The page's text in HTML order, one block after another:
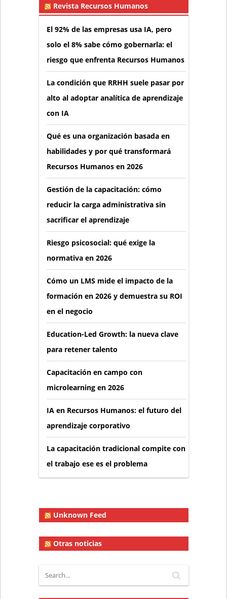
Revista Recursos Humanos
El 92% de las empresas usa IA, pero
solo el 8% sabe cómo gobernarla: el
riesgo que enfrenta Recursos Humanos
La condición que RRHH suele pasar por
alto al adoptar analítica de aprendizaje
con IA
Qué es una organización basada en
habilidades y por qué transformará
Recursos Humanos en 2026
Gestión de la capacitación: cómo
reducir la carga administrativa sin
sacrificar el aprendizaje
Riesgo psicosocial: qué exige la
normativa en 2026
Cómo un LMS mide el impacto de la
formación en 2026 y demuestra su ROI
en el negocio
Education-Led Growth: la nueva clave
para retener talento
Capacitación en campo con
microlearning en 2026
IA en Recursos Humanos: el futuro del
aprendizaje corporativo
La capacitación tradicional compite con
el trabajo ese es el problema
Unknown Feed
Otras noticias